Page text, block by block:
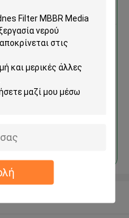
τιμή για
εκτόξευσης
για
νερού δημοτικής